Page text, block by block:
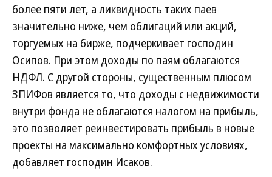
более пяти лет, а ликвидность таких паев
значительно ниже, чем облигаций или акций,
торгуемых на бирже, подчеркивает господин
Осипов. При этом доходы по паям облагаются
НДФЛ. С другой стороны, существенным плюсом
ЗПИФов является то, что доходы с недвижимости
внутри фонда не облагаются налогом на прибыль,
это позволяет реинвестировать прибыль в новые
проекты на максимально комфортных условиях,
добавляет господин Исаков.